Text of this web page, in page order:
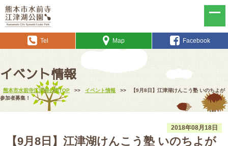
Tel Map Facebook
イベント情報
熊本市水前寺江津湖公園TOP >> イベント情報 >>
【9月8日】江津湖けんこう塾 いのちよが
参加者募集！
2018年08月18日
【9月8日】江津湖けんこう塾 いのちよが